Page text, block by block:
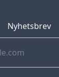
Nyhetsbrev